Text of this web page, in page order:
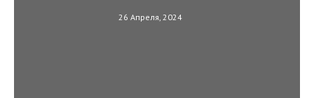
26 Апреля, 2024